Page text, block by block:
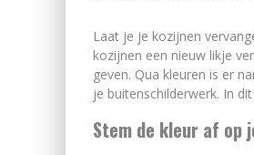
Laat je je kozijnen
kozijnen een nieuw likje
geven. Qua kleuren is er
je buitenschilderwerk. In
Stem de kleur af op